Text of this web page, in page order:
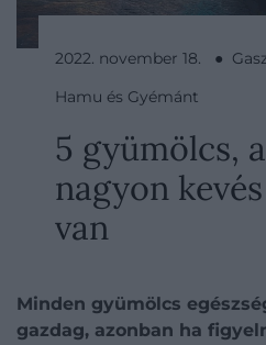
2022. november 18. ●
Hamu és Gyémánt
5 gyümölcs,
nagyon
van
Minden gyümölcs
gazdag, azonban ha